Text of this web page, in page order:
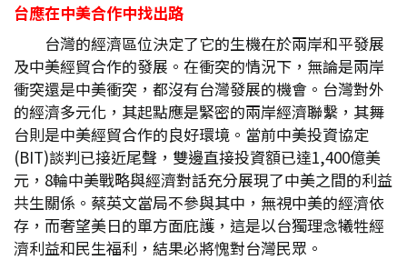
台應在中美合作中找出路
台灣的經濟區位決定了它的生機在於兩岸和平發展
及中美經貿合作的發展。在衝突的情況下，無論是兩岸
衝突還是中美衝突，都沒有台灣發展的機會。台灣對外
的經濟多元化，其起點應是緊密的兩岸經濟聯繫，其舞
台則是中美經貿合作的良好環境。當前中美投資協定
(BIT)談判已接近尾聲，雙邊直接投資額已達1,400億美
元，8輪中美戰略與經濟對話充分展現了中美之間的利益
共生關係。蔡英文當局不參與其中，無視中美的經濟依
存，而奢望美日的單方面庇護，這是以台獨理念犧牲經
濟利益和民生福利，結果必將愧對台灣民眾。